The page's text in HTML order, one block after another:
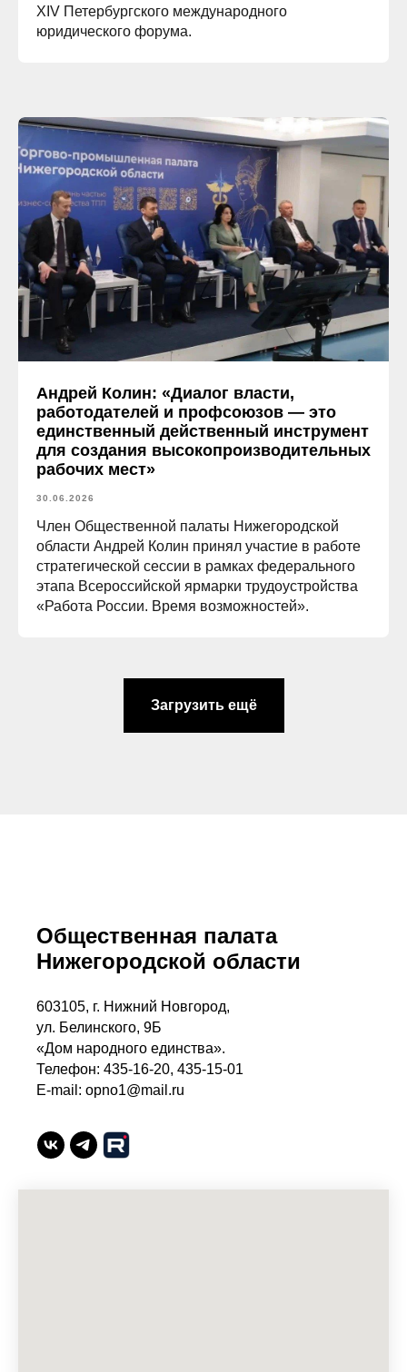
XIV Петербургского международного
юридического форума.
Андрей Колин: «Диалог власти,
работодателей и профсоюзов — это
единственный действенный инструмент
для создания высокопроизводительных
рабочих мест»
30.06.2026
Член Общественной палаты Нижегородской
области Андрей Колин принял участие в работе
стратегической сессии в рамках федерального
этапа Всероссийской ярмарки трудоустройства
«Работа России. Время возможностей».
Загрузить ещё
Общественная палата
Нижегородской области
603105, г. Нижний Новгород,
ул. Белинского, 9Б
«Дом народного единства».
Телефон: 435-16-20, 435-15-01
E-mail: opno1@mail.ru